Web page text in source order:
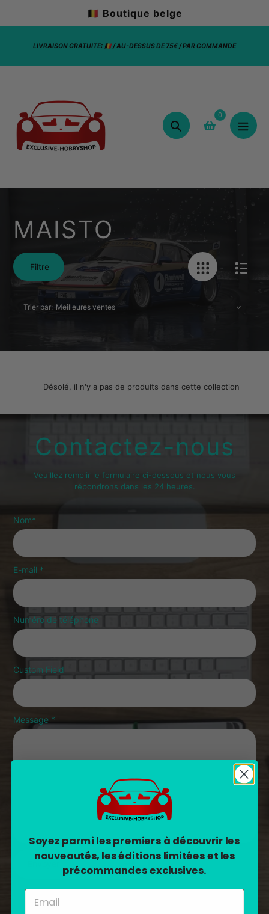
🇧🇪 Boutique belge
LIVRAISON GRATUITE: 🇧🇪 / AU-DESSUS DE 75€ / PAR COMMANDE
Chercher
0
MAISTO
Filtre
Trier par:
Désolé, il n'y a pas de produits dans cette collection
Contactez-nous
Veuillez remplir le formulaire ci-dessous et nous vous
répondrons dans les 24 heures.
Nom*
E-mail *
Numéro de téléphone
Custom Field
Message *
Soyez parmi les premiers à découvrir les
nouveautés, les éditions limitées et les
précommandes exclusives.